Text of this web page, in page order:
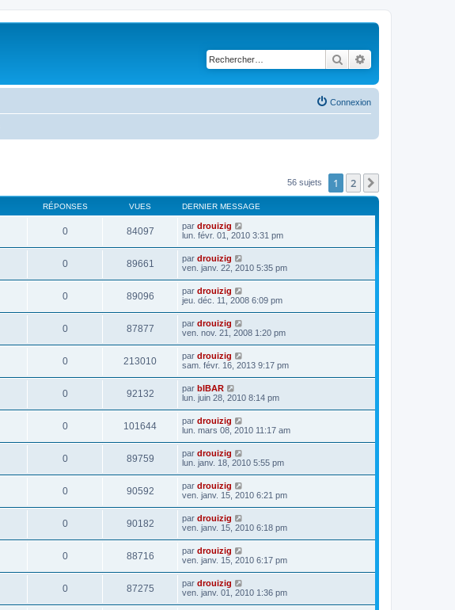
Rechercher
Connexion
56 sujets 1 2
RÉPONSES VUES DERNIER MESSAGE
0 84097 par drouizig
lun. févr. 01, 2010 3:31 pm
0 89661 par drouizig
ven. janv. 22, 2010 5:35 pm
0 89096 par drouizig
jeu. déc. 11, 2008 6:09 pm
0 87877 par drouizig
ven. nov. 21, 2008 1:20 pm
0 213010 par drouizig
sam. févr. 16, 2013 9:17 pm
0 92132 par bIBAR
lun. juin 28, 2010 8:14 pm
0 101644 par drouizig
lun. mars 08, 2010 11:17 am
0 89759 par drouizig
lun. janv. 18, 2010 5:55 pm
0 90592 par drouizig
ven. janv. 15, 2010 6:21 pm
0 90182 par drouizig
ven. janv. 15, 2010 6:18 pm
0 88716 par drouizig
ven. janv. 15, 2010 6:17 pm
0 87275 par drouizig
ven. janv. 01, 2010 1:36 pm